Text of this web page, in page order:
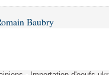
Baubry